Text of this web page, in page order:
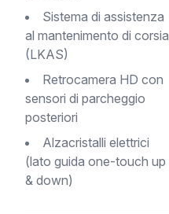
Sistema di assistenza
al mantenimento di corsia
(LKAS)
Retrocamera HD con
sensori di parcheggio
posteriori
Alzacristalli elettrici
(lato guida one-touch up
& down)